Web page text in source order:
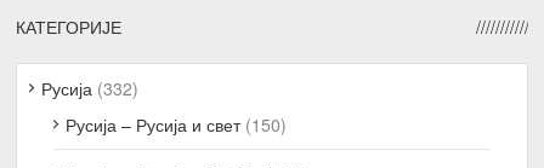
КАТЕГОРИЈЕ
Русија (332)
Русија – Русија и свет(150)